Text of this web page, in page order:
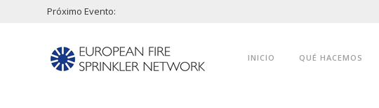
Próximo Evento:
INICIO QUÉ HACEMOS